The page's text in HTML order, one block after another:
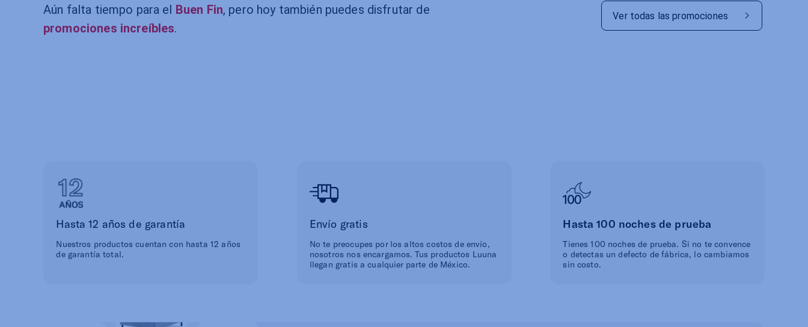
Aún falta tiempo para el Buen Fin, pero hoy también puedes disfrutar de
promociones increíbles.
Ver todas las promociones
Hasta 12 años de garantía
Nuestros productos cuentan con hasta 12 años
de garantía total.
Envío gratis
No te preocupes por los altos costos de envío,
nosotros nos encargamos. Tus productos Luuna
llegan gratis a cualquier parte de México.
Hasta 100 noches de prueba
Tienes 100 noches de prueba. Si no te convence
o detectas un defecto de fábrica, lo cambiamos
sin costo.